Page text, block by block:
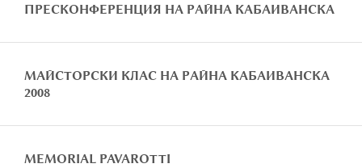
ПРЕСКОНФЕРЕНЦИЯ НА РАЙНА КАБАИВАНСКА
МАЙСТОРСКИ КЛАС НА РАЙНА КАБАИВАНСКА
2008
MEMORIAL PAVAROTTI